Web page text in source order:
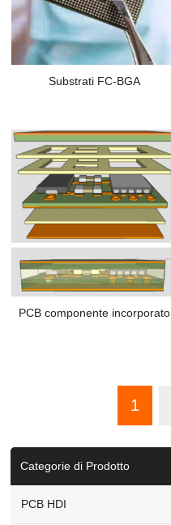
Substrati FC-BGA
PCB componente incorporato
1
Categorie di Prodotto
PCB HDI